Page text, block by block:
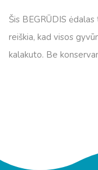
Šis BEGRŪDIS
reiškia, kad visos
kalakuto. Be